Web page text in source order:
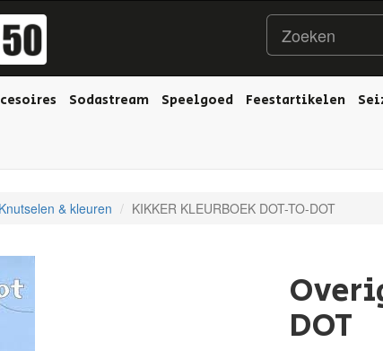
Sodastream Speelgoed Feestartikelen
Knutselen & kleuren KIKKER KLEURBOEK DOT-TO-DOT
DOT